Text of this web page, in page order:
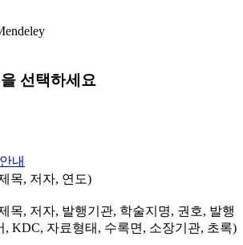
선택하세요
내
목, 저자, 연도)
목, 저자, 발행기관, 학술지명, 권호, 발행
, KDC, 자료형태, 수록면, 소장기관, 초록)